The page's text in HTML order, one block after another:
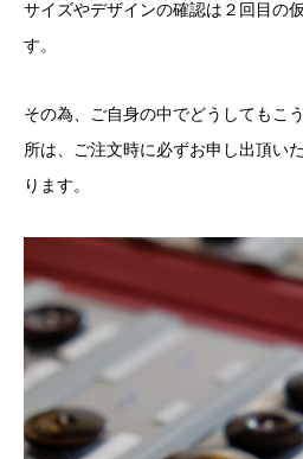
サイズやデザインの確認は２回目の
す。
その為、ご自身の中でどうしてもこ
所は、ご注文時に必ずお申し出頂い
ります。